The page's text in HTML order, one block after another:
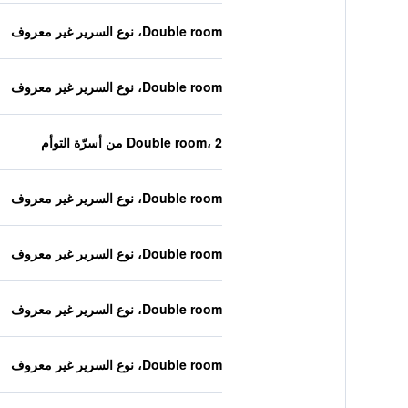
Double room، نوع السرير غير معروف
Double room، نوع السرير غير معروف
Double room، 2 من أسرّة التوأم
Double room، نوع السرير غير معروف
Double room، نوع السرير غير معروف
Double room، نوع السرير غير معروف
Double room، نوع السرير غير معروف